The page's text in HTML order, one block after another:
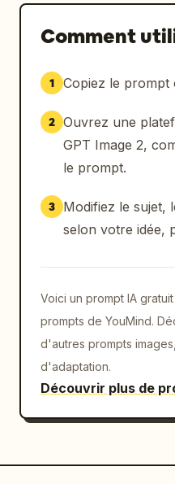
Comment
1 Copiez le prompt
2 Ouvrez une
GPT Image 2,
le prompt.
3
Modifiez le sujet,
selon votre idée,
Voici un prompt IA
prompts de YouMind.
d'autres prompts
d'adaptation.
Découvrir plus de